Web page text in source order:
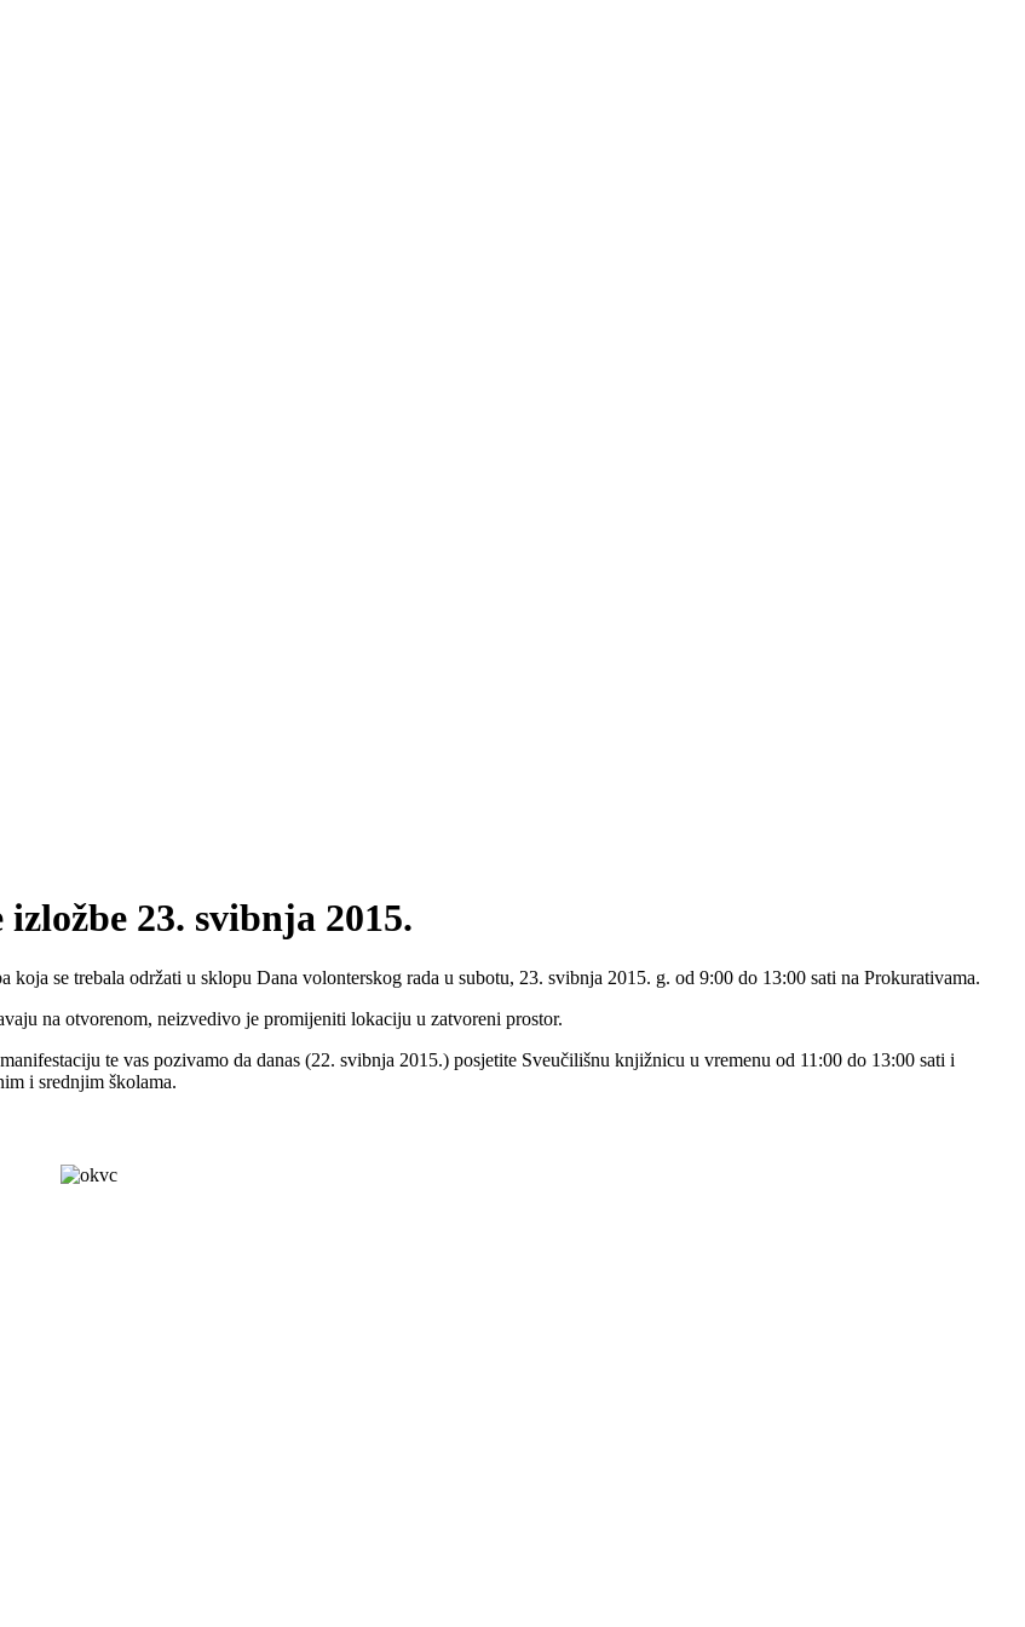
23. svibnja 2015.
se trebala održati u sklopu Dana volonterskog rada u subotu, 23. svibnja 2015. g. od 9:00 do 13:00 sati na Prokurativama.
na otvorenom, neizvedivo je promijeniti lokaciju u zatvoreni prostor.
te vas pozivamo da danas (22. svibnja 2015.) posjetite Sveučilišnu knjižnicu u vremenu od 11:00 do 13:00 sati i
i srednjim školama.